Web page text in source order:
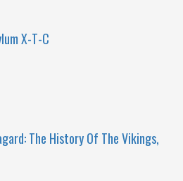
X-T-C
The History Of The Vikings,